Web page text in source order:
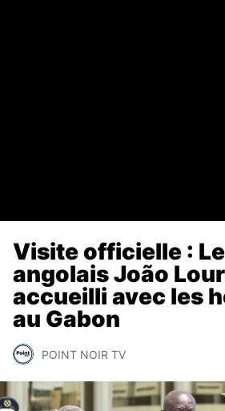
Visite officielle :
angolais João
accueilli avec les
au Gabon
POINT NOIR TV